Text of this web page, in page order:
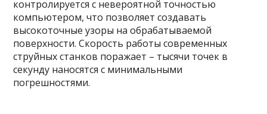
контролируется с невероятной точностью
компьютером, что позволяет создавать
высокоточные узоры на обрабатываемой
поверхности. Скорость работы современных
струйных станков поражает – тысячи точек в
секунду наносятся с минимальными
погрешностями.